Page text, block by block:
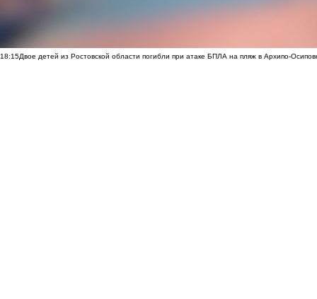
18:15Двое детей из Ростовской области погибли при атаке БПЛА на пляж в Архипо-